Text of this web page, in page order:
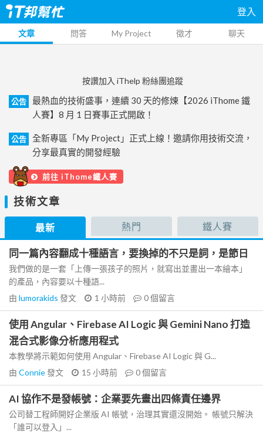
登入
文章 問答 My Project 徵才 聊天
按讚加入 iThelp 粉絲團追蹤
公告
最熱血的技術盛事，連續 30 天的修煉【2026 iThome 鐵
人賽】8 月 1 日賽事正式開啟！
公告
全新專區「My Project」正式上線！邀請你用技術交流，
分享最真實的開發經驗
前往 iThome鐵人賽
技術文章
最新 熱門 鐵人賽
同一篇內容翻成十種語言，要換掉的不只是詞，是節日
我們做的是一套「上傳一張孩子的照片，就寫出並畫出一本繪本」
的產品，內容要以十種語...
由 lumorakids 發文 1 小時前 0個留言
使用 Angular、Firebase AI Logic 與 Gemini Nano 打造
混合式影像分析應用程式
本教學將示範如何使用 Angular、Firebase AI Logic 與 G...
由 Connie發文 15 小時前 0個留言
AI 協作不是發帳號：企業要先畫出四條責任邊界
公司替工程師開好企業版 AI 帳號，治理其實還沒開始。 帳號只解決
「誰可以登入」...